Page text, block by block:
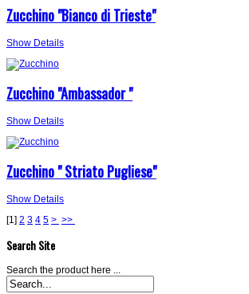
Zucchino "Bianco di Trieste"
Show Details
Zucchino "Ambassador "
Show Details
Zucchino " Striato Pugliese"
Show Details
[1] 2 3 4 5 > >>
Search Site
Search the product here ...